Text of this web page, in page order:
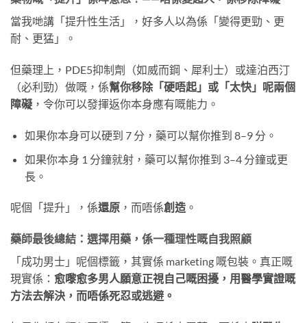
當我哋講「提升性生活」，好多人以為係「變得更勁、更
耐、更猛」。
但藥理上，PDE5抑制劑（如威而鋼、犀利士）或達泊西汀
（必利勁）做嘅，係幫你移除「硬唔起」或「太快」呢兩個
障礙 ，令你可以發揮返你本身應有嘅能力。
如果你本身可以硬到 7 分，藥可以幫你推到 8–9 分。
如果你本身 1 分鐘就射，藥可以幫你推到 3–4 分鐘或更
長。
呢個「提升」，係還原 ，而唔係創造 。
藥師最後總結：選擇用藥，係一種理性嘅自我照顧
「成功男士」呢個標籤，其實係 marketing 嘅包裝。真正嘅
現實係： 愈嚟愈多男人願意正視自己嘅困擾，用醫學實證嘅
方法去解決，而唔係死忍或逃避。